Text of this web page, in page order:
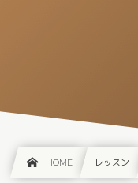
HOME レッスン